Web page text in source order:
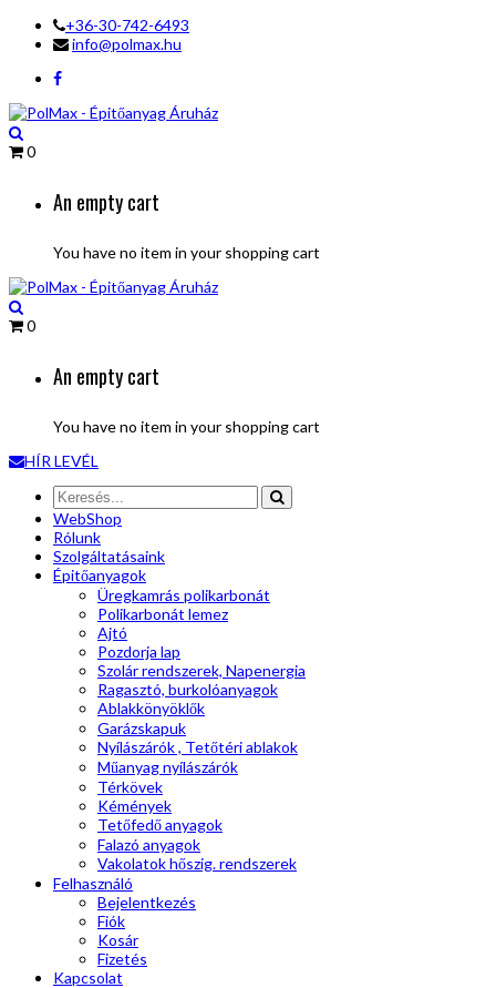
+36-30-742-6493
info@polmax.hu
0
An empty cart
You have no item in your shopping cart
0
An empty cart
You have no item in your shopping cart
HÍR LEVÉL
WebShop
Rólunk
Szolgáltatásaink
Épitőanyagok
Üregkamrás polikarbonát
Polikarbonát lemez
Ajtó
Pozdorja lap
Szolár rendszerek, Napenergia
Ragasztó, burkolóanyagok
Ablakkönyöklők
Garázskapuk
Nyílászárók , Tetőtéri ablakok
Műanyag nyílászárók
Térkövek
Kémények
Tetőfedő anyagok
Falazó anyagok
Vakolatok hőszig. rendszerek
Felhasználó
Bejelentkezés
Fiók
Kosár
Fizetés
Kapcsolat